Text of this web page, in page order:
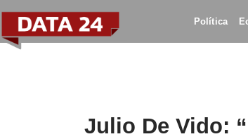
Política
Julio De Vido: